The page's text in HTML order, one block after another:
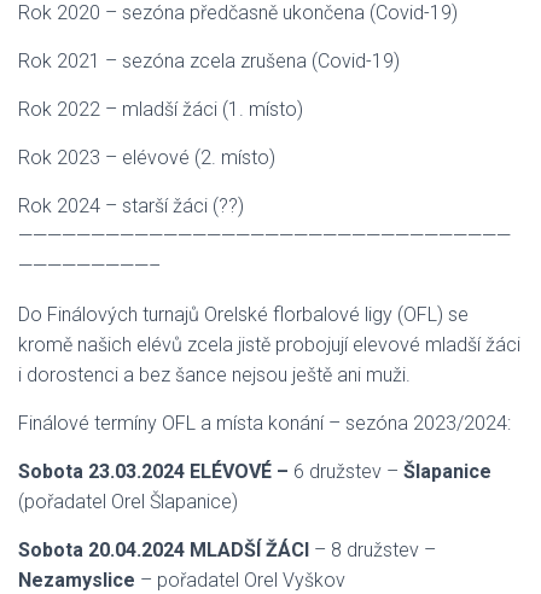
Rok 2020 – sezóna předčasně ukončena (Covid-19)
Rok 2021 – sezóna zcela zrušena (Covid-19)
Rok 2022 – mladší žáci (1. místo)
Rok 2023 – elévové (2. místo)
Rok 2024 – starší žáci (??)
——————————————————————————————————
—————————–
Do Finálových turnajů Orelské florbalové ligy (OFL) se
kromě našich elévů zcela jistě probojují elevové mladší žáci
i dorostenci a bez šance nejsou ještě ani muži.
Finálové termíny OFL a místa konání – sezóna 2023/2024:
Sobota 23.03.2024 ELÉVOVÉ – 6 družstev – Šlapanice
(pořadatel Orel Šlapanice)
Sobota 20.04.2024 MLADŠÍ ŽÁCI – 8 družstev –
Nezamyslice – pořadatel Orel Vyškov